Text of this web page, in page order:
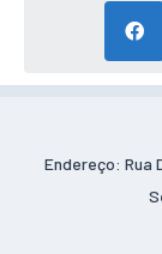
Endereço: Rua